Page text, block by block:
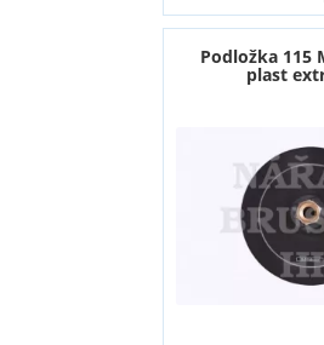
Podložka 115
plast